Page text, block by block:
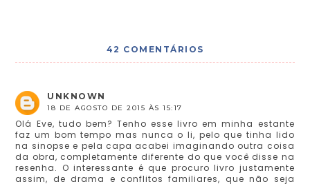
42 COMENTÁRIOS
UNKNOWN
18 DE AGOSTO DE 2015 ÀS 15:17
Olá Eve, tudo bem? Tenho esse livro em minha estante
faz um bom tempo mas nunca o li, pelo que tinha lido
na sinopse e pela capa acabei imaginando outra coisa
da obra, completamente diferente do que você disse na
resenha. O interessante é que procuro livro justamente
assim, de drama e conflitos familiares, que não seja